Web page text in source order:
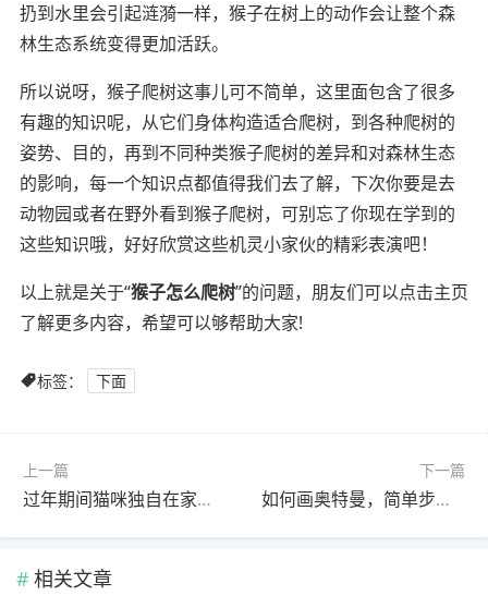
扔到水里会引起涟漪一样，猴子在树上的动作会让整个森
林生态系统变得更加活跃。
所以说呀，猴子爬树这事儿可不简单，这里面包含了很多
有趣的知识呢，从它们身体构造适合爬树，到各种爬树的
姿势、目的，再到不同种类猴子爬树的差异和对森林生态
的影响，每一个知识点都值得我们去了解，下次你要是去
动物园或者在野外看到猴子爬树，可别忘了你现在学到的
这些知识哦，好好欣赏这些机灵小家伙的精彩表演吧！
以上就是关于“猴子怎么爬树”的问题，朋友们可以点击主页
了解更多内容，希望可以够帮助大家!
标签： 下面
上一篇
过年期间猫咪独自在家如何妥善照顾？
下一篇
如何画奥特曼，简单步骤与技巧指南
相关文章